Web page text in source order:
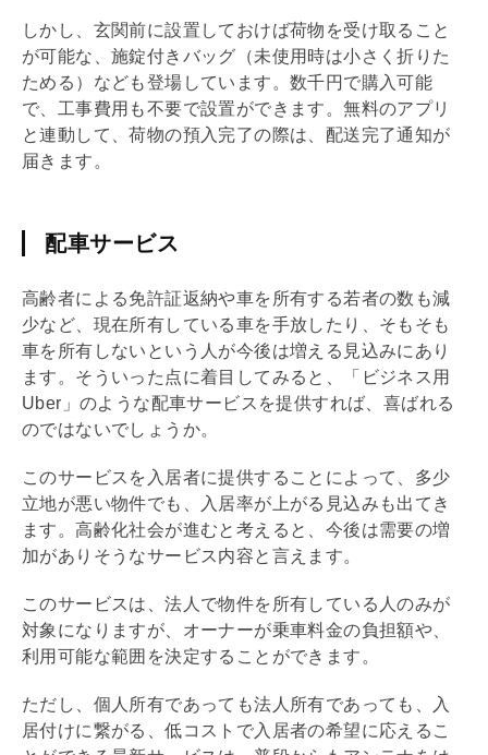
しかし、玄関前に設置しておけば荷物を受け取ること
が可能な、施錠付きバッグ（未使用時は小さく折りた
ためる）なども登場しています。数千円で購入可能
で、工事費用も不要で設置ができます。無料のアプリ
と連動して、荷物の預入完了の際は、配送完了通知が
届きます。
配車サービス
高齢者による免許証返納や車を所有する若者の数も減
少など、現在所有している車を手放したり、そもそも
車を所有しないという人が今後は増える見込みにあり
ます。そういった点に着目してみると、「ビジネス用
Uber」のような配車サービスを提供すれば、喜ばれる
のではないでしょうか。
このサービスを入居者に提供することによって、多少
立地が悪い物件でも、入居率が上がる見込みも出てき
ます。高齢化社会が進むと考えると、今後は需要の増
加がありそうなサービス内容と言えます。
このサービスは、法人で物件を所有している人のみが
対象になりますが、オーナーが乗車料金の負担額や、
利用可能な範囲を決定することができます。
ただし、個人所有であっても法人所有であっても、入
居付けに繋がる、低コストで入居者の希望に応えるこ